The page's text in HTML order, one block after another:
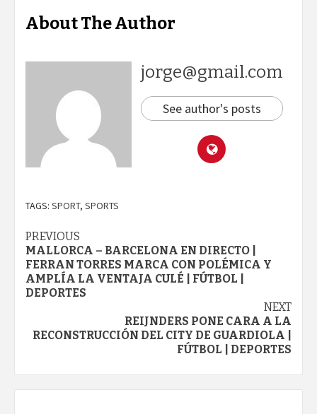
About The Author
jorge@gmail.com
See author's posts
TAGS: SPORT, SPORTS
Continue
Reading
PREVIOUS
MALLORCA – BARCELONA EN DIRECTO |
FERRAN TORRES MARCA CON POLÉMICA Y
AMPLÍA LA VENTAJA CULÉ | FÚTBOL |
DEPORTES
NEXT
REIJNDERS PONE CARA A LA
RECONSTRUCCIÓN DEL CITY DE GUARDIOLA |
FÚTBOL | DEPORTES